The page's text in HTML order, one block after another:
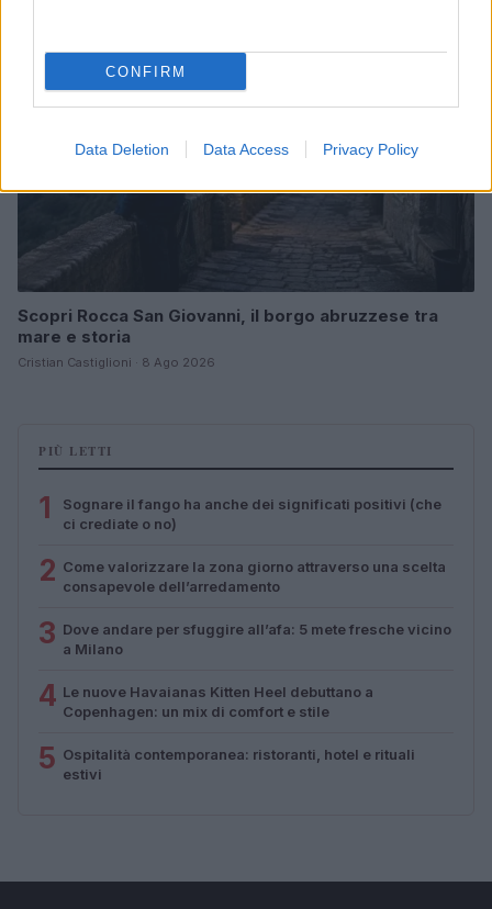
CONFIRM
Data Deletion Data Access Privacy Policy
Scopri Rocca San Giovanni, il borgo abruzzese tra
mare e storia
Cristian Castiglioni · 8 Ago 2026
PIÙ LETTI
1
Sognare il fango ha anche dei significati positivi (che
ci crediate o no)
2 Come valorizzare la zona giorno attraverso una scelta
consapevole dell’arredamento
3 Dove andare per sfuggire all’afa: 5 mete fresche vicino
a Milano
4 Le nuove Havaianas Kitten Heel debuttano a
Copenhagen: un mix di comfort e stile
5 Ospitalità contemporanea: ristoranti, hotel e rituali
estivi